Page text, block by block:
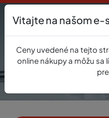
0
Vitajte na našom e-
Ceny uvedené na tejto
online nákupy a môžu sa